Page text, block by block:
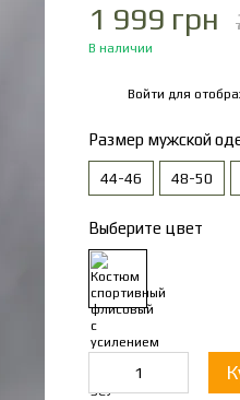
1 999 грн
В наличии
Войти для
Размер мужской
44-46 48-50
Выберите цвет